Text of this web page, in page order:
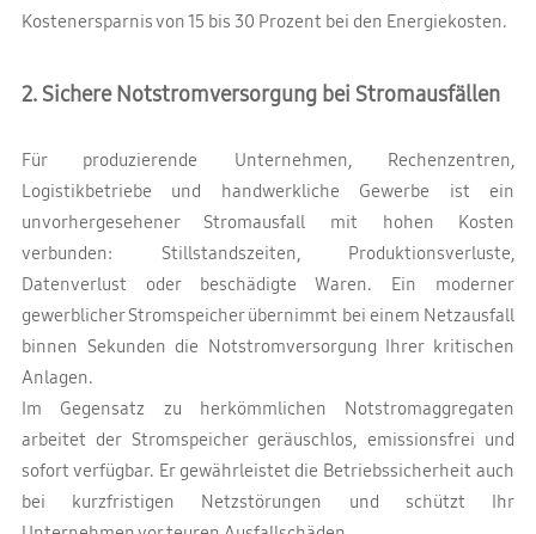
Kostenersparnis von 15 bis 30 Prozent bei den Energiekosten.
2. Sichere Notstromversorgung bei Stromausfällen
Für produzierende Unternehmen, Rechenzentren,
Logistikbetriebe und handwerkliche Gewerbe ist ein
unvorhergesehener Stromausfall mit hohen Kosten
verbunden: Stillstandszeiten, Produktionsverluste,
Datenverlust oder beschädigte Waren. Ein moderner
gewerblicher Stromspeicher übernimmt bei einem Netzausfall
binnen Sekunden die Notstromversorgung Ihrer kritischen
Anlagen.
Im Gegensatz zu herkömmlichen Notstromaggregaten
arbeitet der Stromspeicher geräuschlos, emissionsfrei und
sofort verfügbar. Er gewährleistet die Betriebssicherheit auch
bei kurzfristigen Netzstörungen und schützt Ihr